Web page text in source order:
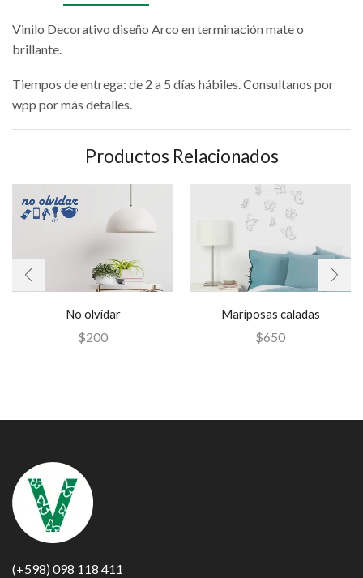
Vinilo Decorativo diseño Arco en terminación mate o
brillante.
Tiempos de entrega: de 2 a 5 días hábiles. Consultanos por
wpp por más detalles.
Productos Relacionados
No olvidar
$200
Mariposas caladas
$650
(+598) 098 118 411